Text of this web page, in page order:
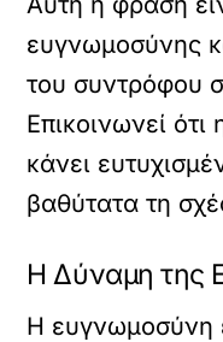
ευγνωμοσύνης
του συντρόφου
Επικοινωνεί
κάνει
βαθύτατα τη
Η Δύναμη της
Η ευγνωμοσύνη